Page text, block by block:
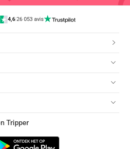
4,6 |26 053 avis
Tripper